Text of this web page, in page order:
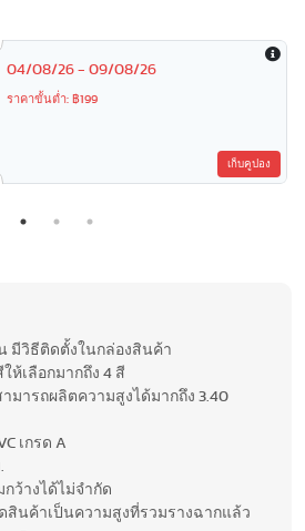
04/08/26 - 09/08/26
ราคาขั้นต่ำ: ฿199
เก็บคูปอง
มีวิธีติดตั้งในกล่องสินค้า
ห้เลือกมากถึง 4 สี
ามารถผลิตความสูงได้มากถึง 3.40
เกรด A
ว้างได้ไม่จำกัด
สินค้าเป็นความสูงที่รวมรางฉากแล้ว